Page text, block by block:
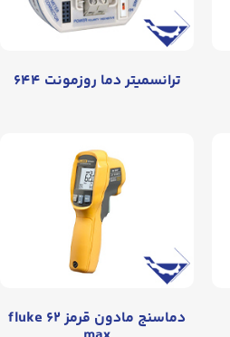
ترانسمیتر دما روزمونت ۶۴۴
دماسنج مادون قرمز fluke ۶۲